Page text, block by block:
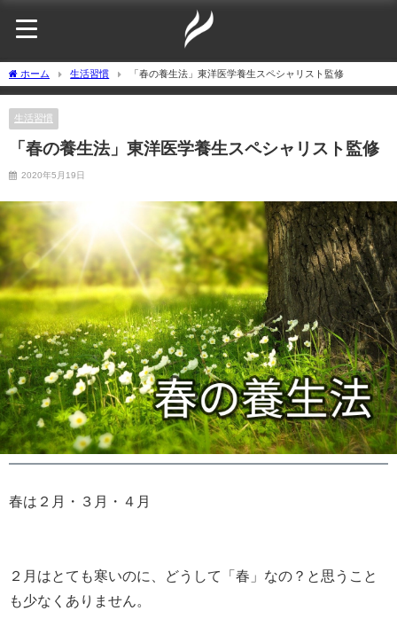
ホーム 生活習慣 「春の養生法」東洋医学養生スペシャリスト監修
生活習慣
「春の養生法」東洋医学養生スペシャリスト監修
2020年5月19日
春は２月・３月・４月
２月はとても寒いのに、どうして「春」なの？と思うこと
も少なくありません。